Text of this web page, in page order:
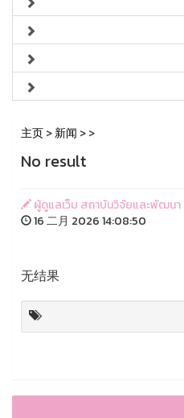
主页>新闻 >>
No result
ผู้ดูแลเว็บ สถาบันวิจัยและพัฒนา
16 二月 2026 14:08:50
无结果